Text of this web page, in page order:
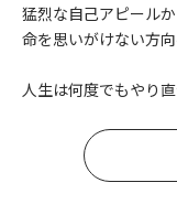
猛烈な自己アピール
命を思いがけない方
人生は何度でもやり